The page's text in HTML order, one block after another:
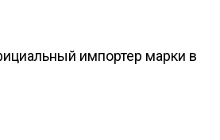
импортер марки в